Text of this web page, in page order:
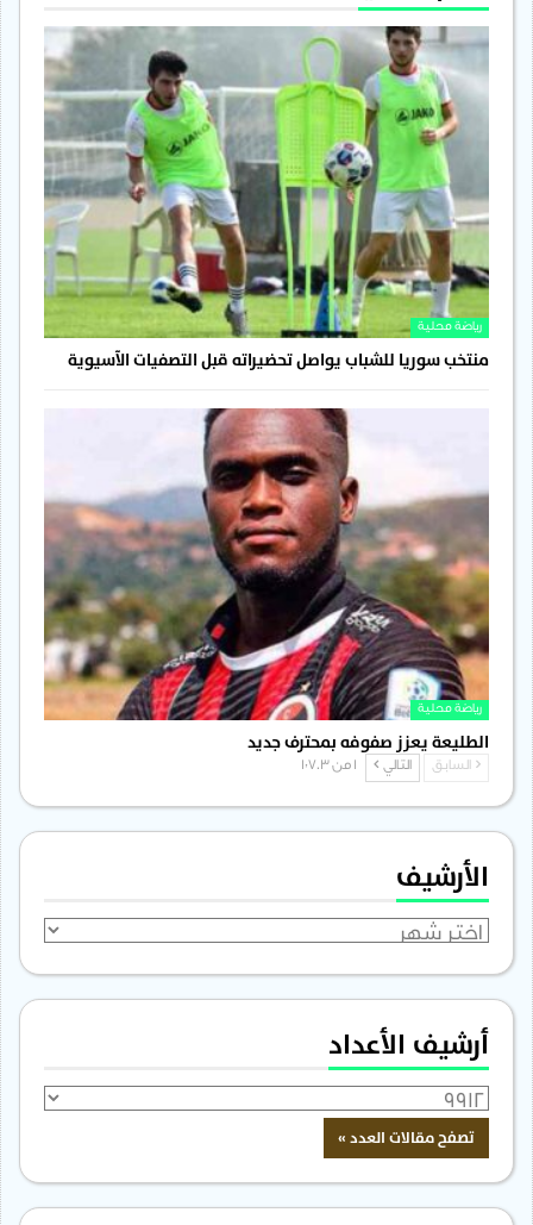
رياضة محلية
منتخب سوريا للشباب يواصل تحضيراته قبل التصفيات الآسيوية
رياضة محلية
الطليعة يعزز صفوفه بمحترف جديد
السابق التالي
الأرشيف
الأرشيف
أرشيف الأعداد